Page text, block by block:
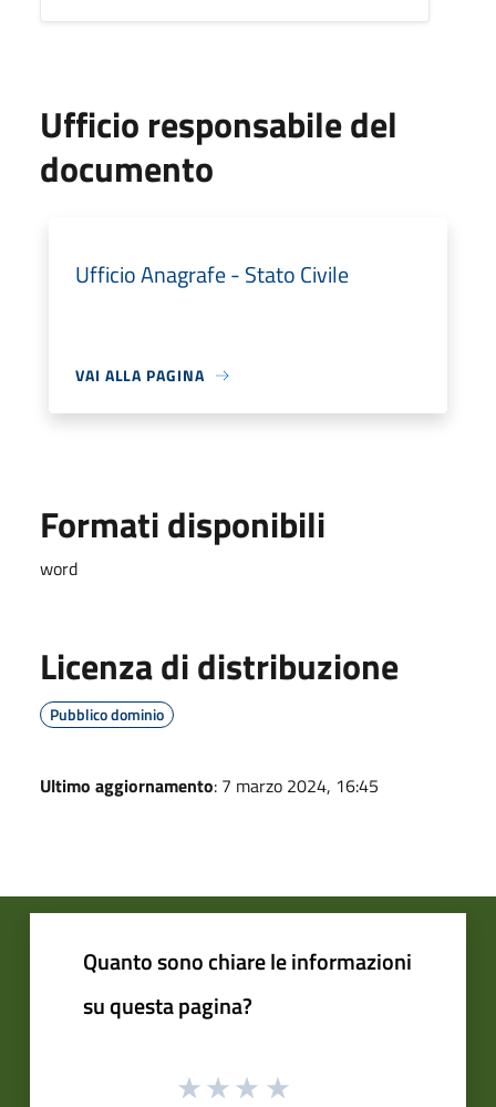
Ufficio responsabile del
documento
Ufficio Anagrafe - Stato Civile
VAI ALLA PAGINA
Formati disponibili
word
Licenza di distribuzione
Pubblico dominio
Ultimo aggiornamento: 7 marzo 2024, 16:45
Quanto sono chiare le informazioni
su questa pagina?